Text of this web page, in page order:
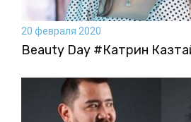
20 февраля 2020
Beauty Day #Катрин